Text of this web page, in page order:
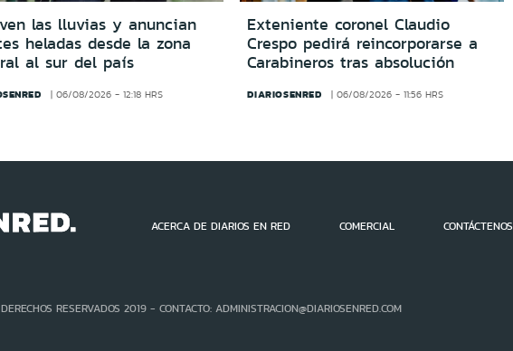
las lluvias y anuncian
heladas desde la zona
al sur del país
06/08/2026 - 12:18 HRS
Exteniente coronel Claudio
Crespo pedirá reincorporarse a
Carabineros tras absolución
DIARIOSENRED 06/08/2026 - 11:56 HRS
ACERCA DE DIARIOS EN RED COMERCIAL CONTÁCTENOS
RESERVADOS 2019 - CONTACTO: ADMINISTRACION@DIARIOSENRED.COM